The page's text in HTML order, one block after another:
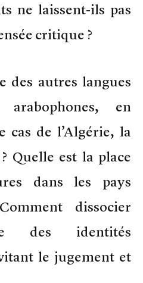
ne laissent-ils pas
critique ?
des autres langues
en
cas de l’Algérie, la
Quelle est la place
dans les pays
dissocier
des identités
le jugement et